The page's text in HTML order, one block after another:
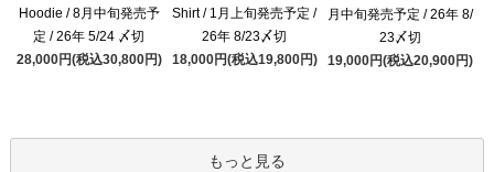
Hoodie / 8月中旬発売予
定 / 26年 5/24 〆切
28,000円(税込30,800円)
Shirt / 1月上旬発売予定 /
26年 8/23〆切
18,000円(税込19,800円)
月中旬発売予定 / 26年 8/
23〆切
19,000円(税込20,900円)
もっと見る